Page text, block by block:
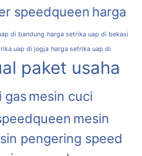
speedqueen harga
di bandung harga setrika uap di bekasi
uap di jogja harga setrika uap di
paket usaha
gasmesin cuci
mesin
pengering speed